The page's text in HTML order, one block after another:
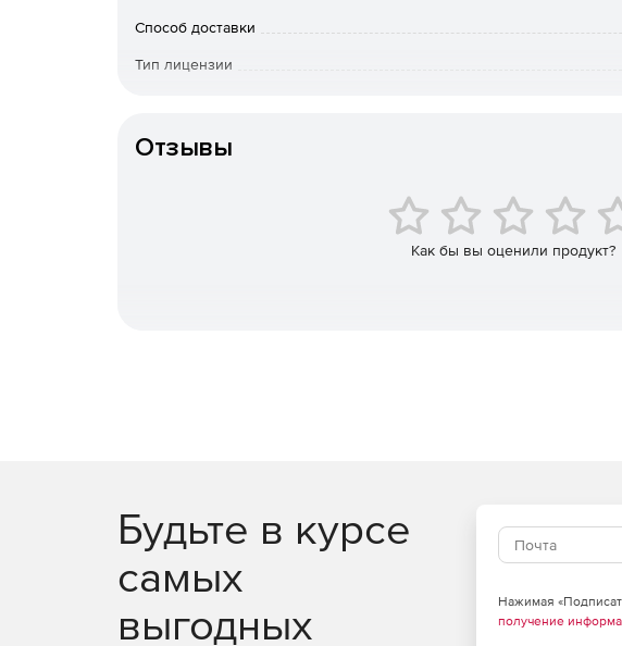
Соответствие требованиям программного лицензирования.
Повышение эффективности использования сетевых
Установление и поддержание связей между элементами
Добавление атрибутов и связей к типу элементов
Способ доставки
Тип лицензии
Отзывы
Как бы вы оценили продукт?
Будьте в курсе
самых
выгодных
Нажимая
получение